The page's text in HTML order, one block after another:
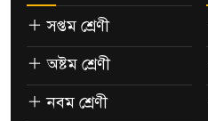
সপ্তম শ্রেণী
অষ্টম শ্রেণী
নবম শ্রেণী